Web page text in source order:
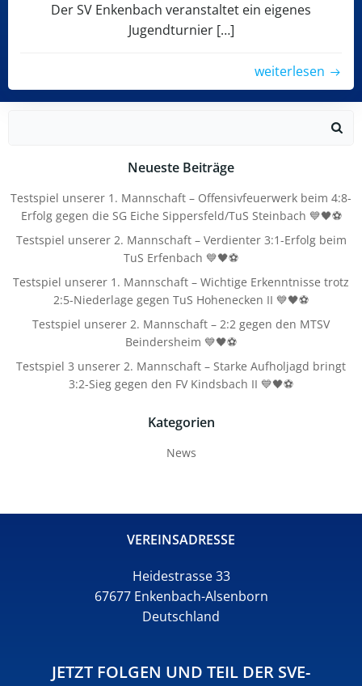
Der SV Enkenbach veranstaltet ein eigenes
Jugendturnier […]
weiterlesen
Neueste Beiträge
Testspiel unserer 1. Mannschaft – Offensivfeuerwerk beim 4:8-
Erfolg gegen die SG Eiche Sippersfeld/TuS Steinbach 💙🖤⚽
Testspiel unserer 2. Mannschaft – Verdienter 3:1-Erfolg beim
TuS Erfenbach 💙🖤⚽
Testspiel unserer 1. Mannschaft – Wichtige Erkenntnisse trotz
2:5-Niederlage gegen TuS Hohenecken II 💙🖤⚽
Testspiel unserer 2. Mannschaft – 2:2 gegen den MTSV
Beindersheim 💙🖤⚽
Testspiel 3 unserer 2. Mannschaft – Starke Aufholjagd bringt
3:2-Sieg gegen den FV Kindsbach II 💙🖤⚽
Kategorien
News
VEREINSADRESSE
Heidestrasse 33
67677 Enkenbach-Alsenborn
Deutschland
JETZT FOLGEN UND TEIL DER SVE-